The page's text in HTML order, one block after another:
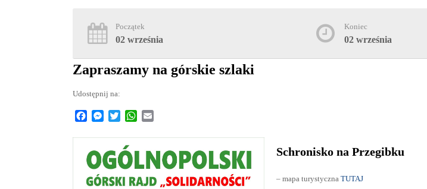
Początek
02 września
Koniec
02 września
Zapraszamy na górskie szlaki
Udostępnij na:
FacebookMessenger
TwitterWhatsApp
Schronisko na Przegibku
– mapa turystyczna TUTAJ